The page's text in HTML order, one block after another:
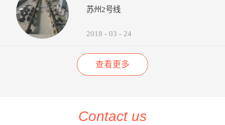
上了一个新台阶了。” ——重
修管理人员
苏州2号线
2018 - 03 - 24
查看更多
Contact us